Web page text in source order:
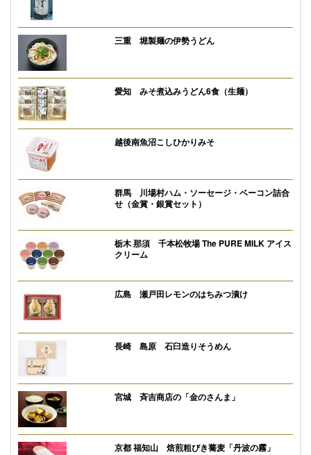
三重 堀製麺の伊勢うどん
愛知 みそ煮込みうどん6食（生麺）
越後南魚沼こしひかりみそ
群馬 川場村ハム・ソーセージ・ベーコン詰合
せ（金賞・銀賞セット）
栃木 那須 千本松牧場 The PURE MILK アイス
クリーム
広島 瀬戸田レモンのはちみつ漬け
長崎 島原 石臼造りそうめん
宮城 斉吉商店の「金のさんま」
京都 福知山 焙煎粗びき蕎麦「丹波の霧」